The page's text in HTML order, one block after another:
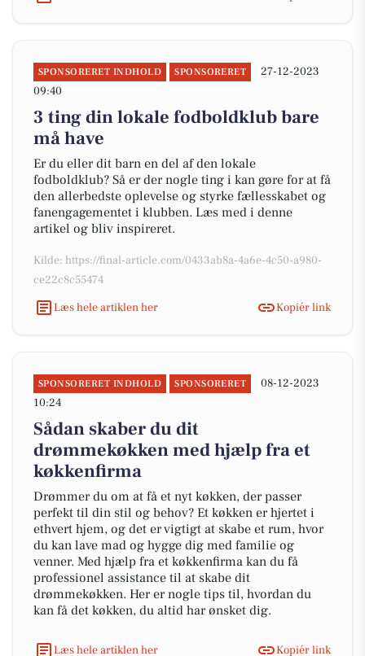
SPONSORERET INDHOLD SPONSORERET
27-12-2023
09:40
3 ting din lokale fodboldklub bare
må have
Er du eller dit barn en del af den lokale
fodboldklub? Så er der nogle ting i kan gøre for at få
den allerbedste oplevelse og styrke fællesskabet og
fanengagementet i klubben. Læs med i denne
artikel og bliv inspireret.
Kilde: https://final-article.com/0433ab8a-4a6e-4c50-a980-
ce22c8c55474
Læs hele artiklen her
Kopiér link
SPONSORERET INDHOLD SPONSORERET
08-12-2023
10:24
Sådan skaber du dit
drømmekøkken med hjælp fra et
køkkenfirma
Drømmer du om at få et nyt køkken, der passer
perfekt til din stil og behov? Et køkken er hjertet i
ethvert hjem, og det er vigtigt at skabe et rum, hvor
du kan lave mad og hygge dig med familie og
venner. Med hjælp fra et køkkenfirma kan du få
professionel assistance til at skabe dit
drømmekøkken. Her er nogle tips til, hvordan du
kan få det køkken, du altid har ønsket dig.
Læs hele artiklen her Kopiér link